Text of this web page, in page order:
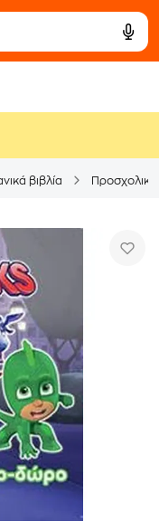
βιβλία Προσχολικά